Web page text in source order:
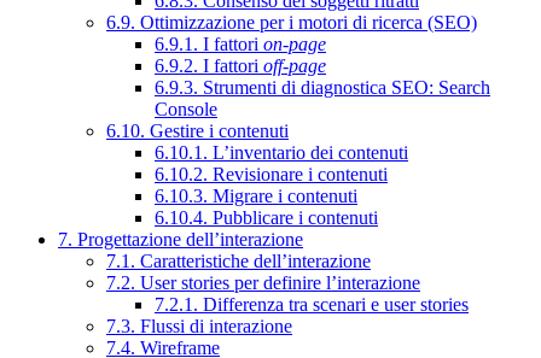
6.9. Ottimizzazione per i motori di ricerca (SEO)
6.9.1. I fattori on-page
6.9.2. I fattori off-page
6.9.3. Strumenti di diagnostica SEO: Search
Console
6.10. Gestire i contenuti
6.10.1. L’inventario dei contenuti
6.10.2. Revisionare i contenuti
6.10.3. Migrare i contenuti
6.10.4. Pubblicare i contenuti
7. Progettazione dell’interazione
7.1. Caratteristiche dell’interazione
7.2. User stories per definire l’interazione
7.2.1. Differenza tra scenari e user stories
7.3. Flussi di interazione
7.4. Wireframe